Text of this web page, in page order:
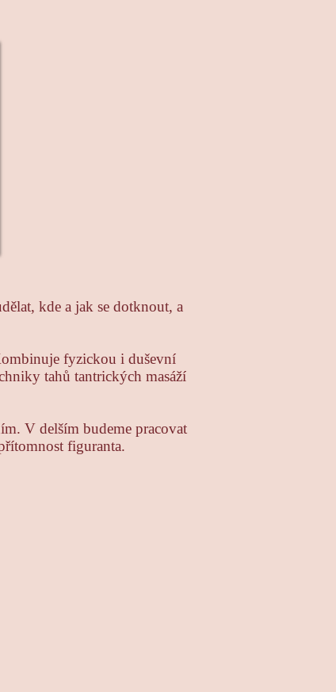
kde a jak se dotknout, a
fyzickou i duševní
tahů tantrických masáží
V delším budeme pracovat
figuranta.